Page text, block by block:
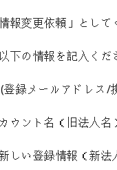
報変更依頼」として
下の情報を記入くだ
録メールアドレス/
ウント名（旧法人名
しい登録情報（新法